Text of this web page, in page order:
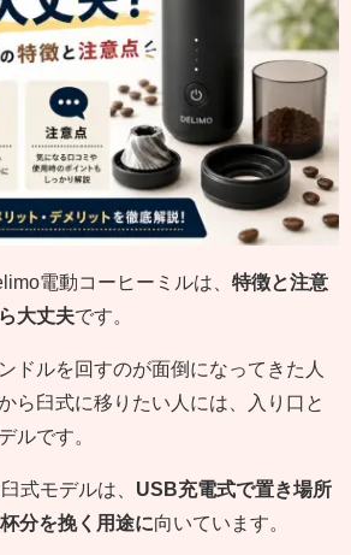
電動コーヒーミルは、 特徴と注意
大丈夫です。
ドルを回すのが面倒になってきた人
ら臼式に移りたい人には、入り口と
ルです。
式モデルは、 USB充電式で置き場所
分を挽く用途に向いています。